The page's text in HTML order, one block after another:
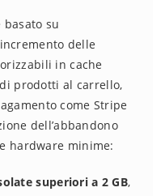
basato su
delle
in cache
prodotti al carrello,
come Stripe
dell’abbandono
hardware minime:
superiori a 2 GB,